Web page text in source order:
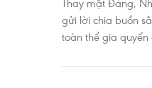
Thay mặt Đảng,
gửi lời chia buồn
toàn thể gia quyến